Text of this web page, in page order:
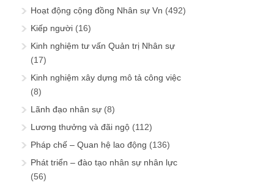
Hoạt động cộng đồng Nhân sự Vn (492)
Kiếp người (16)
Kinh nghiệm tư vấn Quản trị Nhân sự
(17)
Kinh nghiệm xây dựng mô tả công việc
(8)
Lãnh đạo nhân sự (8)
Lương thưởng và đãi ngộ (112)
Pháp chế – Quan hệ lao động (136)
Phát triển – đào tạo nhân sự nhân lực
(56)